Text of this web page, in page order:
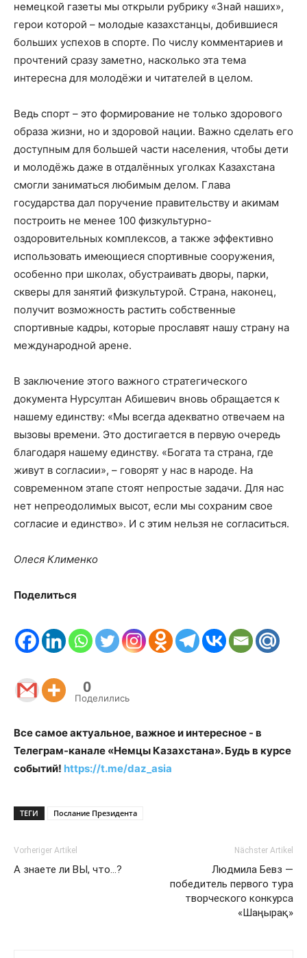
немецкой газеты мы открыли рубрику «Знай наших»,
герои которой – молодые казахстанцы, добившиеся
больших успехов в спорте. По числу комментариев и
прочтений сразу заметно, насколько эта тема
интересна для молодёжи и читателей в целом.
Ведь спорт – это формирование не только здорового
образа жизни, но и здоровой нации. Важно сделать его
доступным для большей части населения, чтобы дети
и молодёжь даже в отдалённых уголках Казахстана
смогли заниматься любимым делом. Глава
государства дал поручение правительству и акимам
построить не менее 100 физкультурно-
оздоровительных комплексов, а также эффективно
использовать имеющиеся спортивные сооружения,
особенно при школах, обустраивать дворы, парки,
скверы для занятий физкультурой. Страна, наконец,
получит возможность растить собственные
спортивные кадры, которые прославят нашу страну на
международной арене.
В заключение этого важного стратегического
документа Нурсултан Абишевич вновь обращается к
нашему единству: «Мы всегда адекватно отвечаем на
вызовы времени. Это достигается в первую очередь
благодаря нашему единству. «Богата та страна, где
живут в согласии», – говорят у нас в народе. На
современном этапе стоят непростые задачи. Для нас
нет непреодолимых высот, если мы сохраним свое
согласие и единство». И с этим нельзя не согласиться.
Олеся Клименко
Поделиться
0
Поделились
Все самое актуальное, важное и интересное - в
Телеграм-канале «Немцы Казахстана». Будь в курсе
событий! https://t.me/daz_asia
ТЕГИ Послание Президента
Vorheriger Artikel
А знаете ли ВЫ, что…?
Nächster Artikel
Людмила Бевз —
победитель первого тура
творческого конкурса
«Шаңырақ»